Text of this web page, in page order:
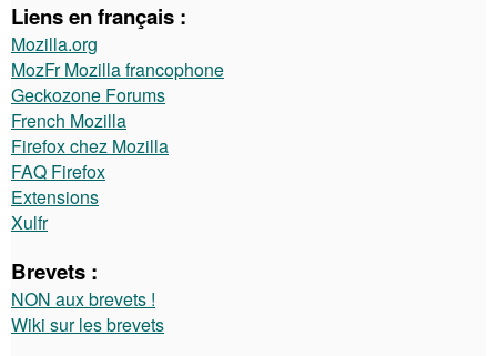
Liens en français :
Mozilla.org
MozFr Mozilla francophone
Geckozone Forums
French Mozilla
Firefox chez Mozilla
FAQ Firefox
Extensions
Xulfr
Brevets :
NON aux brevets !
Wiki sur les brevets